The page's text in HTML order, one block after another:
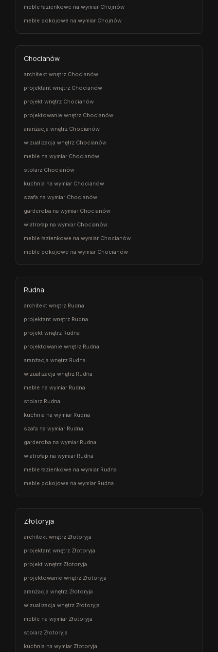
meble łazienkowe na wymiar Chojnów
meble pokojowe na wymiar Chojnów
Chocianów
architekt wnętrz Chocianów
projektant wnętrz Chocianów
projekt wnętrz Chocianów
projektowanie wnętrz Chocianów
aranżacja wnętrz Chocianów
wizualizacja wnętrz Chocianów
meble na wymiar Chocianów
stolarz Chocianów
kuchnia na wymiar Chocianów
szafa na wymiar Chocianów
garderoba na wymiar Chocianów
wiatrołap na wymiar Chocianów
meble łazienkowe na wymiar Chocianów
meble pokojowe na wymiar Chocianów
Rudna
architekt wnętrz Rudna
projektant wnętrz Rudna
projekt wnętrz Rudna
projektowanie wnętrz Rudna
aranżacja wnętrz Rudna
wizualizacja wnętrz Rudna
meble na wymiar Rudna
stolarz Rudna
kuchnia na wymiar Rudna
szafa na wymiar Rudna
garderoba na wymiar Rudna
wiatrołap na wymiar Rudna
meble łazienkowe na wymiar Rudna
meble pokojowe na wymiar Rudna
Złotoryja
architekt wnętrz Złotoryja
projektant wnętrz Złotoryja
projekt wnętrz Złotoryja
projektowanie wnętrz Złotoryja
aranżacja wnętrz Złotoryja
wizualizacja wnętrz Złotoryja
meble na wymiar Złotoryja
stolarz Złotoryja
kuchnia na wymiar Złotoryja